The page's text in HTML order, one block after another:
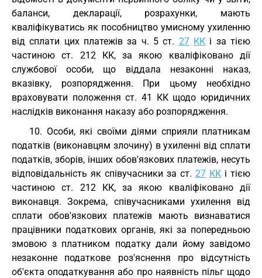
баланси, декларації, розрахунки, мають
кваліфікуватись як пособництво умисному ухиленню
від сплати цих платежів за ч. 5 ст. 27 КК і за тією
частиною ст. 212 КК, за якою кваліфіковано дії
службової особи, що віддала незаконні наказ,
вказівку, розпорядження. При цьому необхідно
враховувати положення ст. 41 КК щодо юридичних
наслідків виконання наказу або розпорядження.
10. Особи, які своїми діями сприяли платникам
податків (виконавцям злочину) в ухиленні від сплати
податків, зборів, інших обов'язкових платежів, несуть
відповідальність як співучасники за ст. 27 КК і тією
частиною ст. 212 КК, за якою кваліфіковано дії
виконавця. Зокрема, співучасниками ухилення від
сплати обов'язкових платежів мають визнаватися
працівники податкових органів, які за попередньою
змовою з платником податку дали йому завідомо
незаконне податкове роз'яснення про відсутність
об'єкта оподаткування або про наявність пільг щодо